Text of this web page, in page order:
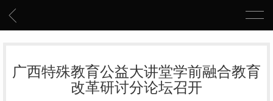
广西特殊教育公益大讲堂学前融合教育
改革研讨分论坛召开